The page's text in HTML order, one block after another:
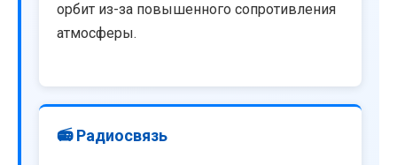
орбит из-за повышенного сопротивления
атмосферы.
📻 Радиосвязь